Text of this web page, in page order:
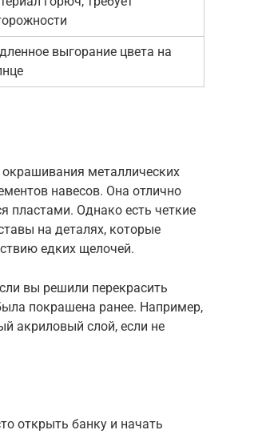
выгорание цвета на
металлических
навесов. Она отлично
пластами. Однако есть четкие
на деталях, которые
едких щелочей.
вы решили перекрасить
покрашена ранее. Например,
акриловый слой, если не
открыть банку и начать